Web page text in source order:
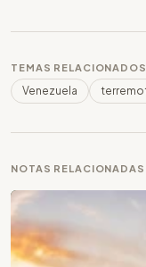
TEMAS RELACIONADOS
Venezuela
NOTAS RELACIONADAS